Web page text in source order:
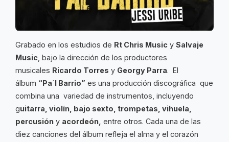
Grabado en los estudios de Rt Chris Music y Salvaje
Music , bajo la dirección de los productores
musicales Ricardo Torres y Georgy Parra. El
álbum “Pa´l Barrio” es una producción discográfica que
combina una variedad de instrumentos, incluyendo
guitarra, violín, bajo sexto, trompetas, vihuela,
percusión y acordeón, entre otros. Cada una de las
diez canciones del álbum refleja el alma y el corazón